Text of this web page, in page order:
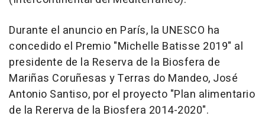
Durante el anuncio en París, la UNESCO ha
concedido el Premio "Michelle Batisse 2019" al
presidente de la Reserva de la Biosfera de
Mariñas Coruñesas y Terras do Mandeo, José
Antonio Santiso, por el proyecto "Plan alimentario
de la Rererva de la Biosfera 2014-2020".